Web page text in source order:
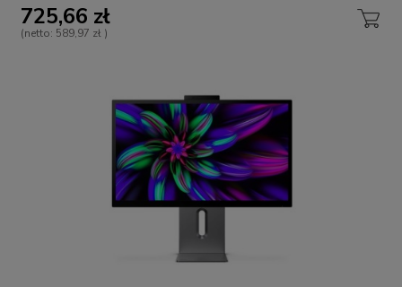
725,66 zł
(netto: 589,97 zł )